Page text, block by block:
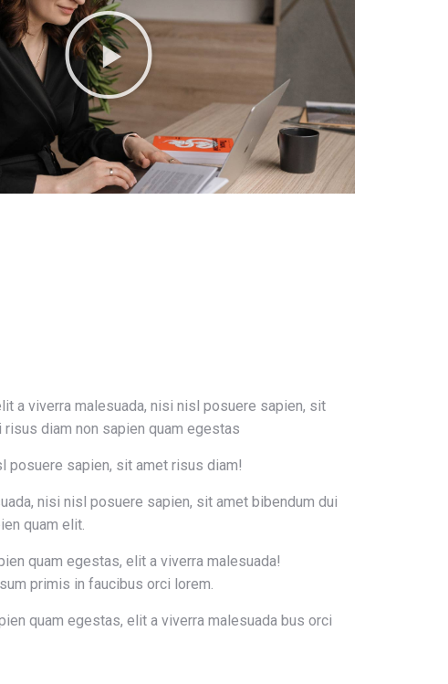
a viverra malesuada, nisi nisl posuere sapien, sit
risus diam non sapien quam egestas
posuere sapien, sit amet risus diam!
nisi nisl posuere sapien, sit amet bibendum dui
quam elit.
quam egestas, elit a viverra malesuada!
primis in faucibus orci lorem.
quam egestas, elit a viverra malesuada bus orci